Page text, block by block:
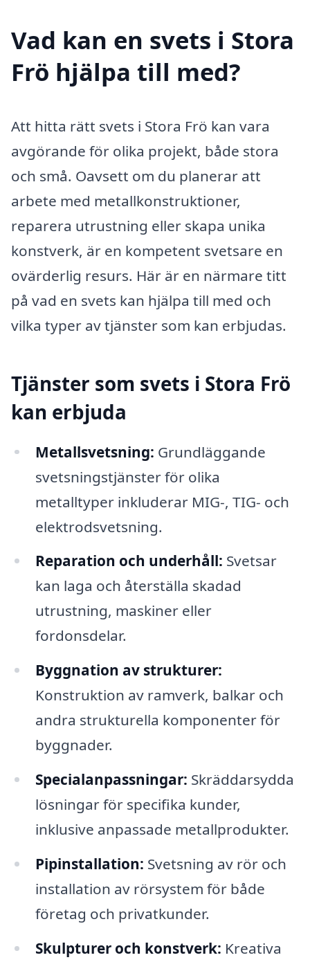
Vad kan en svets i Stora
Frö hjälpa till med?
Att hitta rätt svets i Stora Frö kan vara
avgörande för olika projekt, både stora
och små. Oavsett om du planerar att
arbete med metallkonstruktioner,
reparera utrustning eller skapa unika
konstverk, är en kompetent svetsare en
ovärderlig resurs. Här är en närmare titt
på vad en svets kan hjälpa till med och
vilka typer av tjänster som kan erbjudas.
Tjänster som svets i Stora Frö
kan erbjuda
Metallsvetsning: Grundläggande
svetsningstjänster för olika
metalltyper inkluderar MIG-, TIG- och
elektrodsvetsning.
Reparation och underhåll: Svetsar
kan laga och återställa skadad
utrustning, maskiner eller
fordonsdelar.
Byggnation av strukturer:
Konstruktion av ramverk, balkar och
andra strukturella komponenter för
byggnader.
Specialanpassningar: Skräddarsydda
lösningar för specifika kunder,
inklusive anpassade metallprodukter.
Pipinstallation: Svetsning av rör och
installation av rörsystem för både
företag och privatkunder.
Skulpturer och konstverk: Kreativa